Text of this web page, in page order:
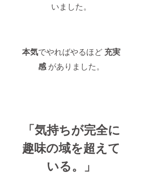
いました。
本気でやればやるほど 充実
感がありました。
「気持ちが完全に
趣味の域を超えて
いる。」